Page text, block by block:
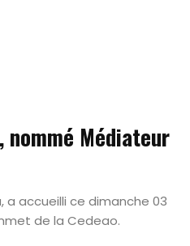
nommé Médiateur
a accueilli ce dimanche 03
de la Cedeao.